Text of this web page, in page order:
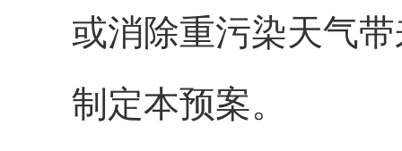
或消除重污染天气
制定本预案。